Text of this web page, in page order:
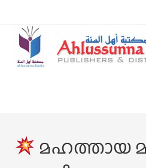
മഹത്തായ